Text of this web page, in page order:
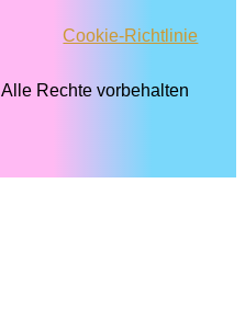
Cookie-Richtlinie
Alle Rechte vorbehalten